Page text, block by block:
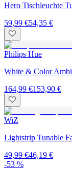
Hero Tischleuchte
59,99 €54,35 €
Philips Hue
White & Color
164,99 €153,90 €
WiZ
Lightstrip Tunable
49,99 €46,19 €
-53 %